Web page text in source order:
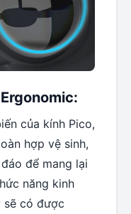
của kính Pico,
hợp vệ sinh,
để mang lại
năng kinh
sẽ có được